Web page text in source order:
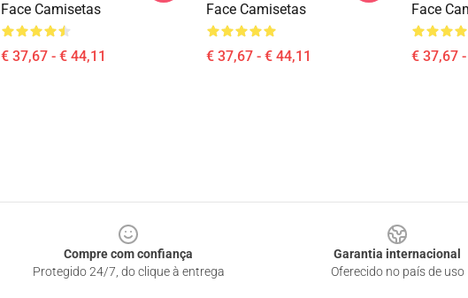
Face Camisetas
€ 37,67 - € 44,11
Face Camisetas
€ 37,67 - € 44,11
Face
€ 37,67
Compre com confiança
Protegido 24/7, do clique à entrega
Garantia internacional
Oferecido no país de uso